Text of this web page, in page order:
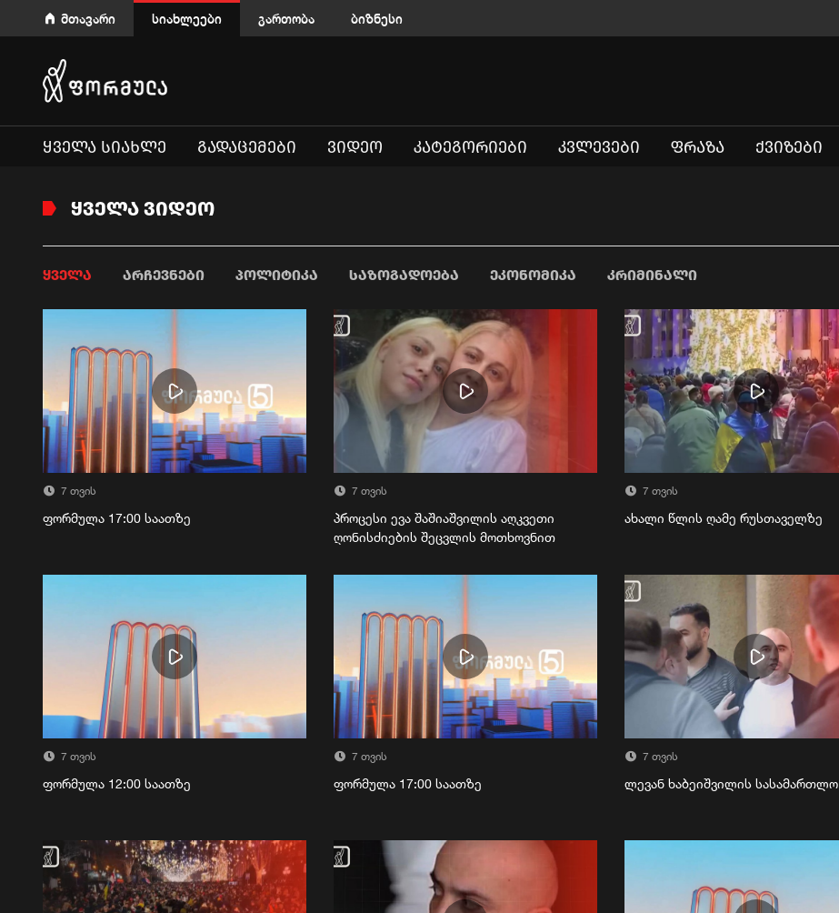
მთავარი სიახლეები გართობა ბიზნესი
ᲧᲕᲔᲚᲐ ᲡᲘᲐᲮᲚᲔ ᲒᲐᲓᲐᲪᲔᲛᲔᲑᲘ ᲕᲘᲓᲔᲝ ᲙᲐᲢᲔᲒᲝᲠᲘᲔᲑᲘ ᲙᲕᲚᲔᲕᲔᲑᲘ ᲤᲠᲐᲖᲐ ᲥᲕᲘᲖᲔᲑᲘ
ᲧᲕᲔᲚᲐ ᲕᲘᲓᲔᲝ
ᲧᲕᲔᲚᲐ ᲐᲠᲩᲔᲕᲜᲔᲑᲘ ᲞᲝᲚᲘᲢᲘᲙᲐ ᲡᲐᲖᲝᲒᲐᲓᲝᲔᲑᲐ ᲔᲙᲝᲜᲝᲛᲘᲙᲐ ᲙᲠᲘᲛᲘᲜᲐᲚᲘ
7 თვის
ფორმულა 17:00 საათზე
7 თვის
პროცესი ევა შაშიაშვილის აღკვეთი
ღონისძიების შეცვლის მოთხოვნით
7 თვის
ახალი წლის ღამე რუსთაველზე
7 თვის
ფორმულა 12:00 საათზე
7 თვის
ფორმულა 17:00 საათზე
7 თვის
ლევან ხაბეიშვილის სასამართლო